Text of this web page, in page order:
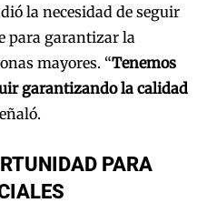
la necesidad de seguir
para garantizar la
mayores. “Tenemos
garantizando la calidad
PARA